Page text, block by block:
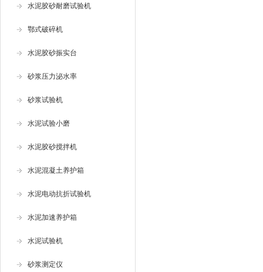
水泥胶砂耐磨试验机
鄂式破碎机
水泥胶砂振实台
砂浆压力泌水率
砂浆试验机
水泥试验小磨
水泥胶砂搅拌机
水泥混凝土养护箱
水泥电动抗折试验机
水泥加速养护箱
水泥试验机
砂浆测定仪